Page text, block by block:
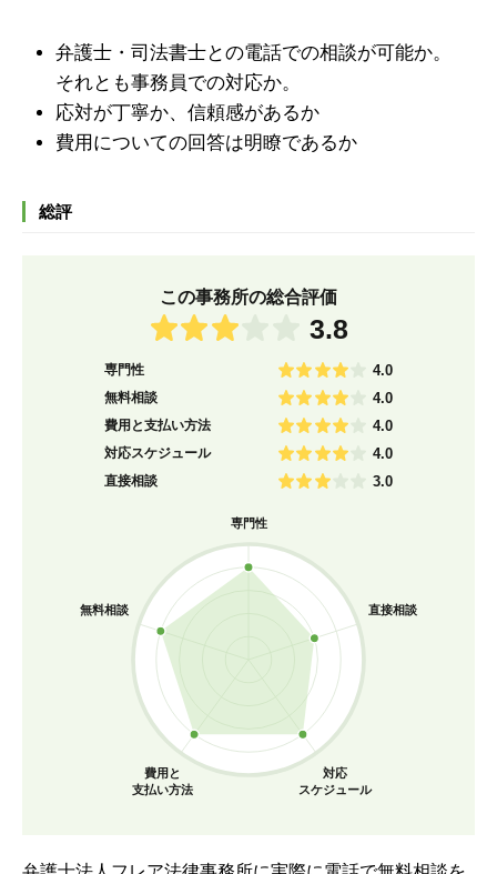
弁護士・司法書士との電話での相談が可能か。
それとも事務員での対応か。
応対が丁寧か、信頼感があるか
費用についての回答は明瞭であるか
総評
この事務所の総合評価
3.8
専門性 4.0
無料相談 4.0
費用と支払い方法 4.0
対応スケジュール 4.0
直接相談 3.0
専門性
直接相談
対応
スケジュール
費用と
支払い方法
無料相談